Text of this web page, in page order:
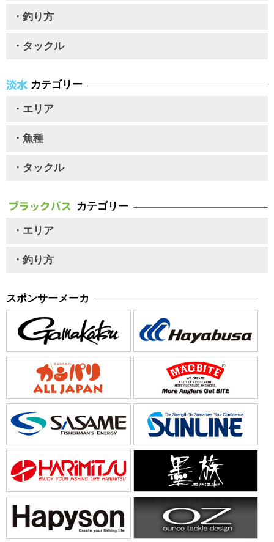
・釣り方
・タックル
カテゴリー
・エリア
・魚種
・タックル
カテゴリー
・エリア
・釣り方
スポンサーメーカ